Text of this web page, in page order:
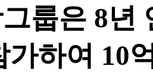
룹은 8년
가하여 10